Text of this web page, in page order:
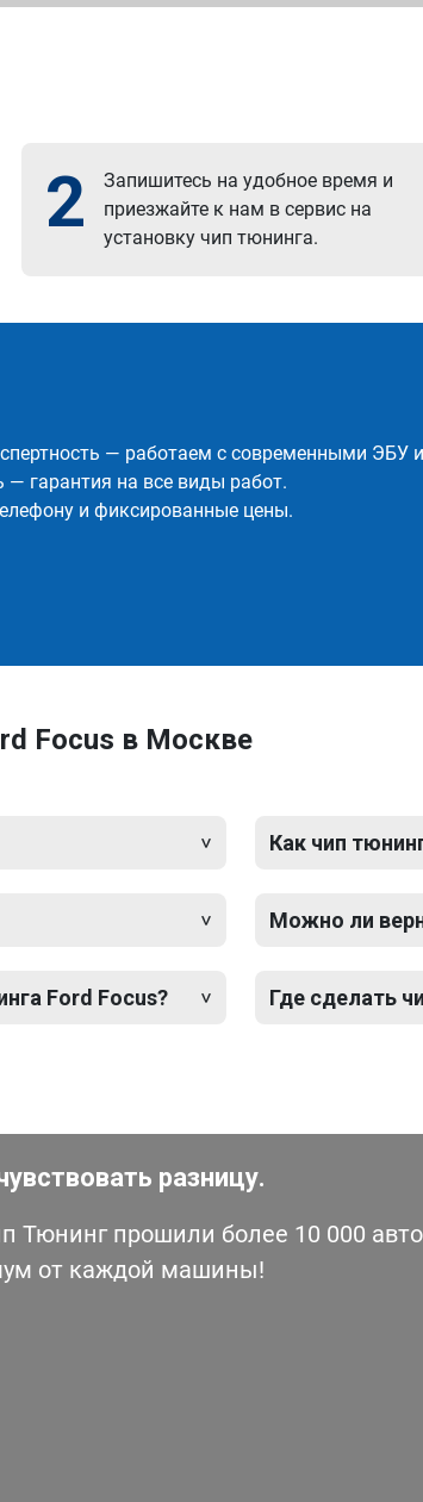
2
Запишитесь на удобное время и
приезжайте к нам в сервис на
установку чип тюнинга.
— работаем с современными ЭБУ и
гарантия на все виды работ.
и фиксированные цены.
Focus в Москве
Ford Focus?
Как чип
Можно ли
Где сделать
разницу.
Тюнинг прошили более 10 000
от каждой машины!